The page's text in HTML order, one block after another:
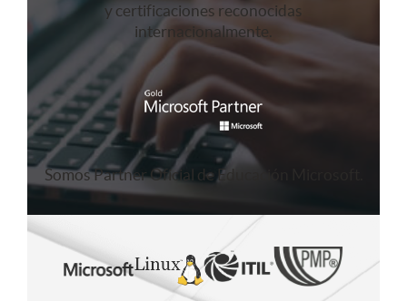
y certificaciones reconocidas
internacionalmente.
Somos Partner Oficial de Educación Microsoft.